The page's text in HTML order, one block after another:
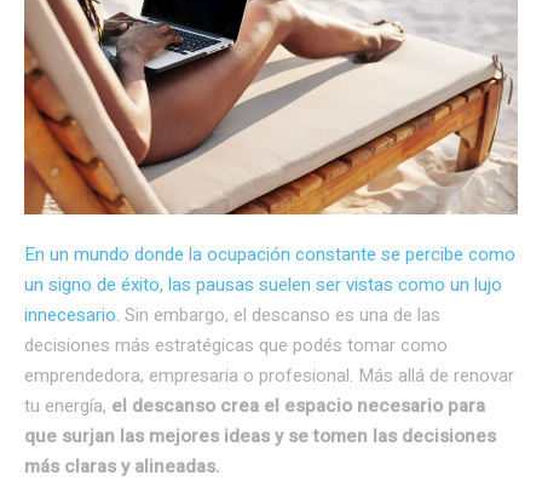
En un mundo donde la ocupación constante se percibe como
un signo de éxito, las pausas suelen ser vistas como un lujo
innecesario. Sin embargo, el descanso es una de las
decisiones más estratégicas que podés tomar como
emprendedora, empresaria o profesional. Más allá de renovar
tu energía, el descanso crea el espacio necesario para
que surjan las mejores ideas y se tomen las decisiones
más claras y alineadas.